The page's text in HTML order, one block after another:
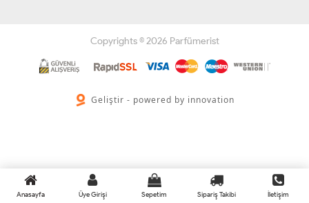
Copyrights © 2026 Parfümerist
Geliştir - powered by innovation
Anasayfa Üye Girişi Sepetim Sipariş Takibi İletişim